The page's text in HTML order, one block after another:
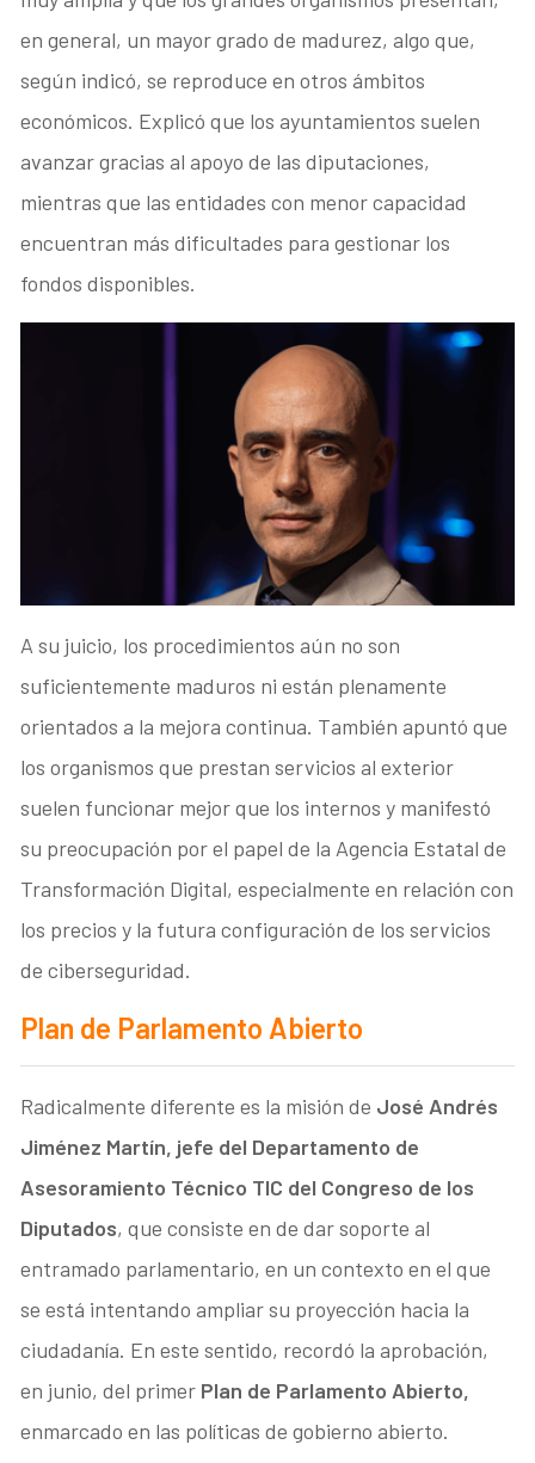
en general, un mayor grado de madurez, algo que,
según indicó, se reproduce en otros ámbitos
económicos. Explicó que los ayuntamientos suelen
avanzar gracias al apoyo de las diputaciones,
mientras que las entidades con menor capacidad
encuentran más dificultades para gestionar los
fondos disponibles.
A su juicio, los procedimientos aún no son
suficientemente maduros ni están plenamente
orientados a la mejora continua. También apuntó que
los organismos que prestan servicios al exterior
suelen funcionar mejor que los internos y manifestó
su preocupación por el papel de la Agencia Estatal de
Transformación Digital, especialmente en relación con
los precios y la futura configuración de los servicios
de ciberseguridad.
Plan de Parlamento Abierto
Radicalmente diferente es la misión de José Andrés
Jiménez Martín, jefe del Departamento de
Asesoramiento Técnico TIC del Congreso de los
Diputados, que consiste en de dar soporte al
entramado parlamentario, en un contexto en el que
se está intentando ampliar su proyección hacia la
ciudadanía. En este sentido, recordó la aprobación,
en junio, del primer Plan de Parlamento Abierto,
enmarcado en las políticas de gobierno abierto.